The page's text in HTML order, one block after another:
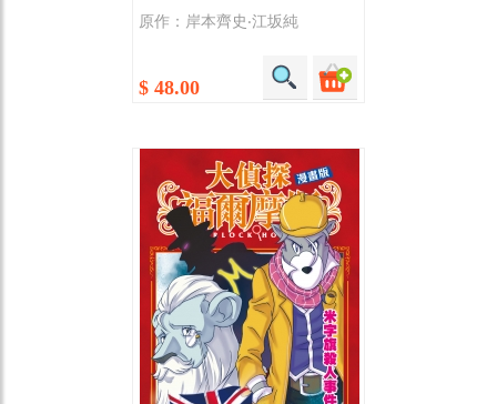
原作：岸本齊史‧江坂純
$ 48.00